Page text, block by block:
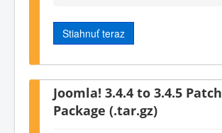
Stiahnuť teraz
Joomla! 3.4.4 to 3.4.5 Patch
Package (.tar.gz)